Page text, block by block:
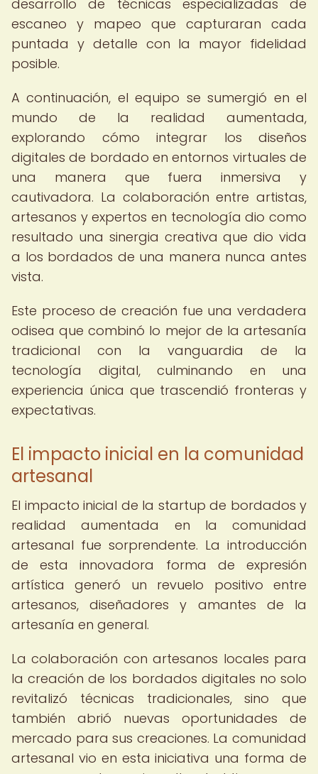
desarrollo de técnicas especializadas de
escaneo y mapeo que capturaran cada
puntada y detalle con la mayor fidelidad
posible.
A continuación, el equipo se sumergió en el
mundo de la realidad aumentada,
explorando cómo integrar los diseños
digitales de bordado en entornos virtuales de
una manera que fuera inmersiva y
cautivadora. La colaboración entre artistas,
artesanos y expertos en tecnología dio como
resultado una sinergia creativa que dio vida
a los bordados de una manera nunca antes
vista.
Este proceso de creación fue una verdadera
odisea que combinó lo mejor de la artesanía
tradicional con la vanguardia de la
tecnología digital, culminando en una
experiencia única que trascendió fronteras y
expectativas.
El impacto inicial en la comunidad
artesanal
El impacto inicial de la startup de bordados y
realidad aumentada en la comunidad
artesanal fue sorprendente. La introducción
de esta innovadora forma de expresión
artística generó un revuelo positivo entre
artesanos, diseñadores y amantes de la
artesanía en general.
La colaboración con artesanos locales para
la creación de los bordados digitales no solo
revitalizó técnicas tradicionales, sino que
también abrió nuevas oportunidades de
mercado para sus creaciones. La comunidad
artesanal vio en esta iniciativa una forma de